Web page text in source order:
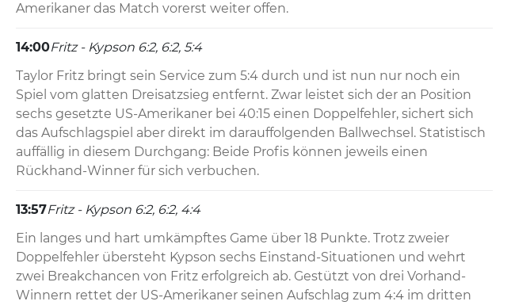
Amerikaner das Match vorerst weiter offen.
14:00Fritz - Kypson 6:2, 6:2, 5:4
Taylor Fritz bringt sein Service zum 5:4 durch und ist nun nur noch ein
Spiel vom glatten Dreisatzsieg entfernt. Zwar leistet sich der an Position
sechs gesetzte US-Amerikaner bei 40:15 einen Doppelfehler, sichert sich
das Aufschlagspiel aber direkt im darauffolgenden Ballwechsel. Statistisch
auffällig in diesem Durchgang: Beide Profis können jeweils einen
Rückhand-Winner für sich verbuchen.
13:57Fritz - Kypson 6:2, 6:2, 4:4
Ein langes und hart umkämpftes Game über 18 Punkte. Trotz zweier
Doppelfehler übersteht Kypson sechs Einstand-Situationen und wehrt
zwei Breakchancen von Fritz erfolgreich ab. Gestützt von drei Vorhand-
Winnern rettet der US-Amerikaner seinen Aufschlag zum 4:4 im dritten